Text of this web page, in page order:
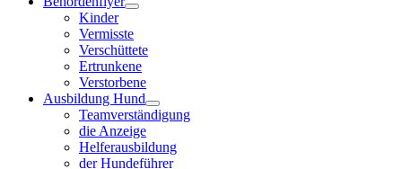
Kinder
Vermisste
Verschüttete
Ertrunkene
Verstorbene
Ausbildung Hund
Teamverständigung
die Anzeige
Helferausbildung
der Hundeführer